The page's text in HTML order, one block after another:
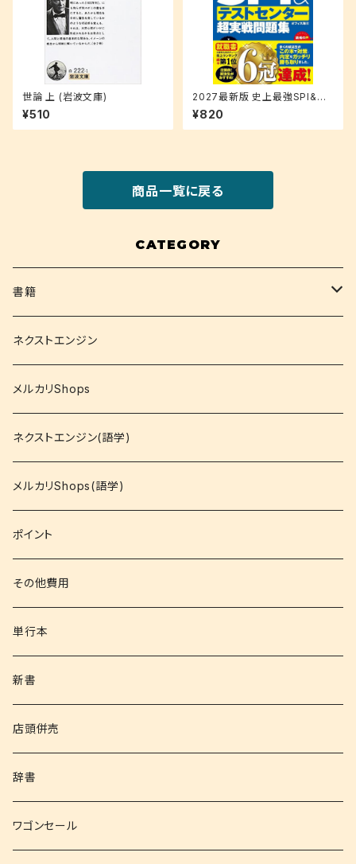
世論 上 (岩波文庫)
¥510
2027最新版 史上最強SPI&テ
ストセンター超実戦問題集
¥820
商品一覧に戻る
CATEGORY
書籍
関西大学テキスト
就活
資格
コミック
文庫
その他書籍
書籍以外
ネクストエンジン
メルカリShops
ネクストエンジン(語学)
メルカリShops(語学)
ポイント
その他費用
単行本
新書
店頭併売
辞書
ワゴンセール